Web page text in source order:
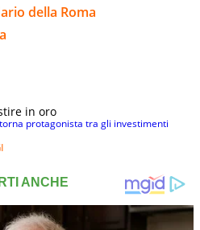
della Roma
in oro
torna protagonista tra gli investimenti